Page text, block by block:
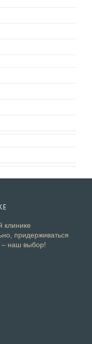
придерживаться
– наш выбор!